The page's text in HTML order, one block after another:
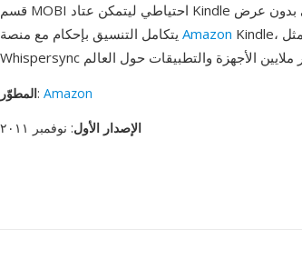
قسم MOBI احتياطي ليتمكن عتاد Kindle القديم من عرض المحتوى حتى بدون عرض KF8 الكامل.
Amazon Kindle، ويدعم ميزات مثل X-Ray ومزامنة الصفحات
المطوّر: Amazon
الإصدار الأول: نوفمبر ٢٠١١